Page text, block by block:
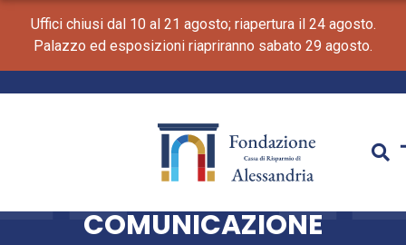
Uffici chiusi dal 10 al 21 agosto; riapertura il 24 agosto.
Palazzo ed esposizioni riapriranno sabato 29 agosto.
COMUNICAZIONE